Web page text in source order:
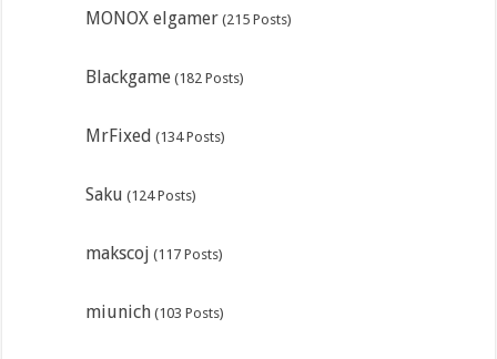
MONOX elgamer (215 Posts)
Blackgame (182 Posts)
MrFixed (134 Posts)
Saku (124 Posts)
makscoj (117 Posts)
miunich (103 Posts)